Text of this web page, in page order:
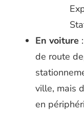
En voiture
de route
ville, mais
en